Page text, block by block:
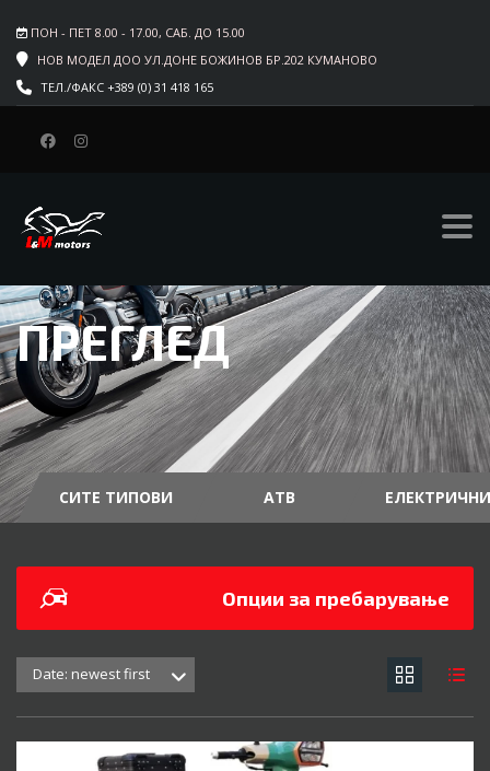
ПОН - ПЕТ 8.00 - 17.00, САБ. ДО 15.00
НОВ МОДЕЛ ДОО УЛ.ДОНЕ БОЖИНОВ БР.202 КУМАНОВО
ТЕЛ./ФАКС +389 (0) 31 418 165
ПРЕГЛЕД
СИТЕ ТИПОВИ АТВ ЕЛЕКТРИЧНИ
Опции за пребарување
Date: newest first